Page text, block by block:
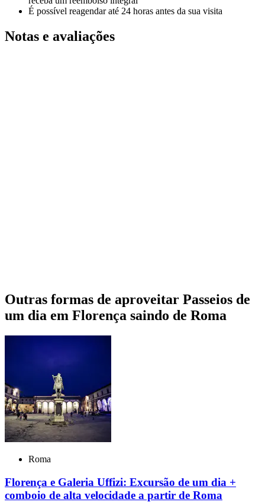
É possível reagendar até 24 horas antes da sua visita
Notas e avaliações
Outras formas de aproveitar Passeios de
um dia em Florença saindo de Roma
Roma
Florença e Galeria Uffizi: Excursão de um dia +
comboio de alta velocidade a partir de Roma